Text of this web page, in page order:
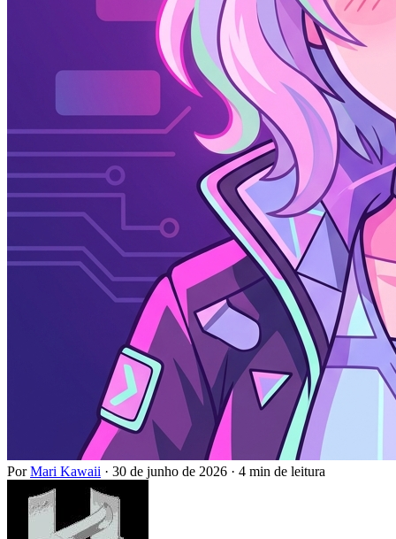
PorMari Kawaii · 30 de junho de 2026 · 4 min de leitura